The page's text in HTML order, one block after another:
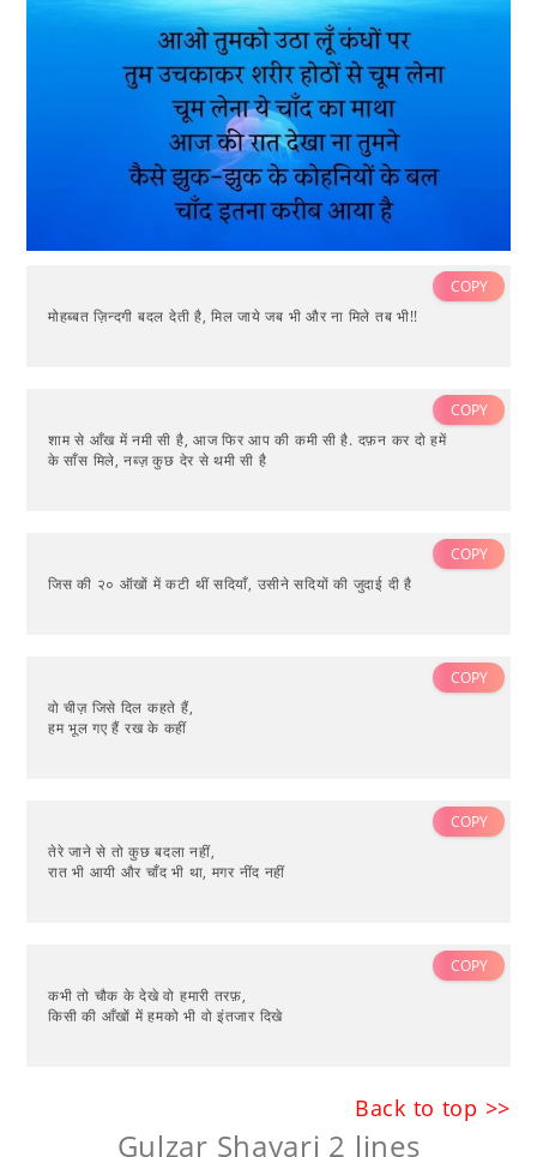
मोहब्बत ज़िन्दगी बदल देती है, मिल जाये जब भी और ना मिले तब भी!!
COPY
शाम से आँख में नमी सी है, आज फिर आप की कमी सी है. दफ़न कर दो हमें
के साँस मिले, नब्ज़ कुछ देर से थमी सी है
COPY
जिस की २० ऑखों में कटी थीं सदियाँ, उसीने सदियों की जुदाई दी है
COPY
वो चीज़ जिसे दिल कहते हैं,
हम भूल गए हैं रख के कहीं
COPY
तेरे जाने से तो कुछ बदला नहीं,
रात भी आयी और चाँद भी था, मगर नींद नहीं
COPY
कभी तो चौक के देखे वो हमारी तरफ़,
किसी की आँखों में हमको भी वो इंतजार दिखे
COPY
Back to top >>
Gulzar Shayari 2 lines